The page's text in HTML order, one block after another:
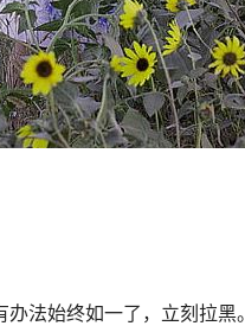
法始终如一了，立刻拉黑。